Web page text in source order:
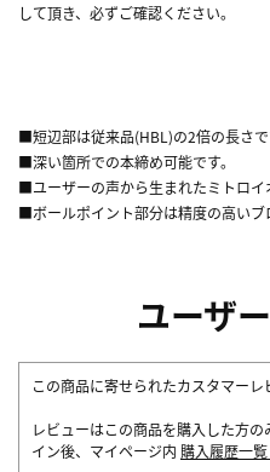
して頂き、必ずご確認ください。
■短辺部は従来品(HBL)の2倍の長さで
■深い箇所での本締め可能です。
■ユーザーの声から生まれたミトロイ
■ボールポイント部分は精度の高いブ
ユーザ
この商品に寄せられたカスタマーレ
レビューはこの商品を購入した方
イン後、マイページ内 購入履歴一覧